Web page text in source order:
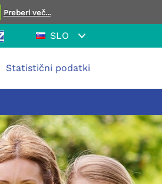
Preberi več...
SLO
Statistični podatki